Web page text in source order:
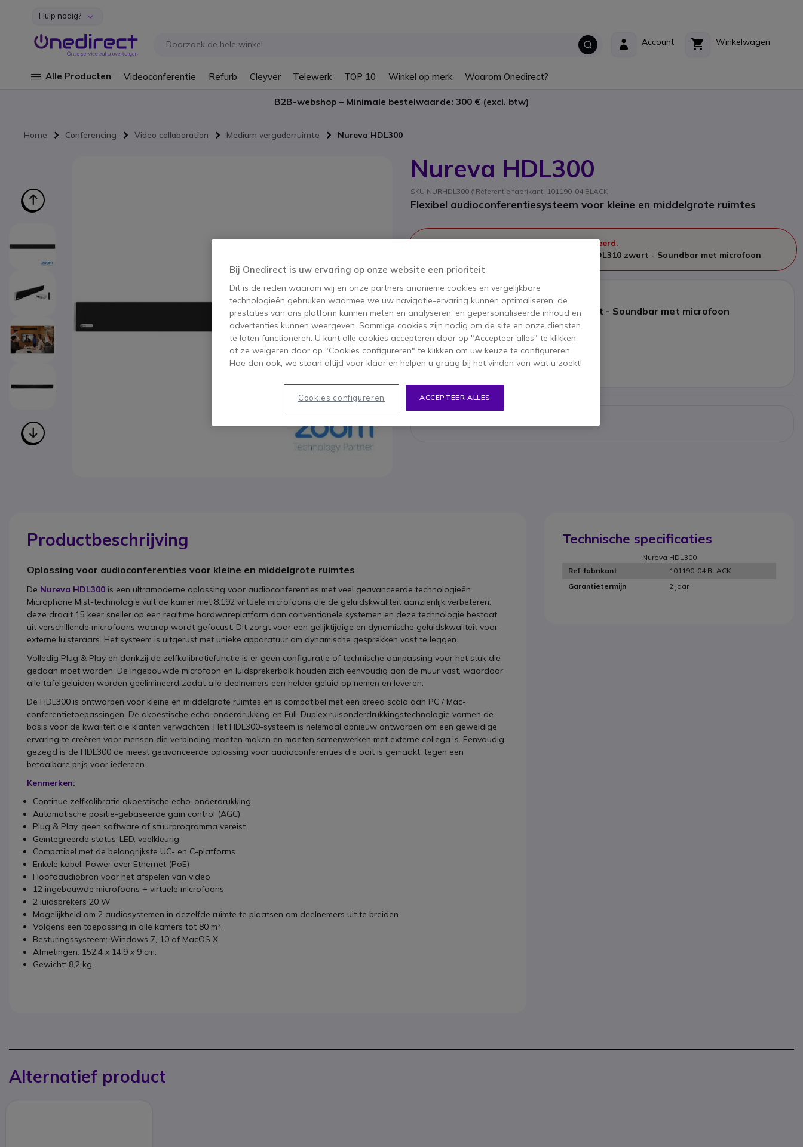
Ga naar de inhoud
Hulp nodig?
Winkelwagen
Account
Alle Producten Videoconferentie Refurb Cleyver Telewerk TOP 10 Winkel op merk Waarom Onedirect?
B2B-webshop – Minimale bestelwaarde: 300 € (excl. btw)
Home Conferencing Video collaboration Medium vergaderruimte Nureva HDL300
Nureva HDL300
SKU NURHDL300 // Referentie fabrikant: 101190-04 BLACK
Flexibel audioconferentiesysteem voor kleine en middelgrote ruimtes
Dit product wordt niet meer geproduceerd.
Nureva HDL310 zwart - Soundbar met microfoon
Nureva HDL310 zwart - Soundbar met microfoon
5.719,95 €
5.459,95 € ex. BTW
Bekijk opvolger
Productbeschrijving
Oplossing voor audioconferenties voor kleine en middelgrote ruimtes
De Nureva HDL300 is een ultramoderne oplossing voor audioconferenties met veel geavanceerde technologieën.
Microphone Mist-technologie vult de kamer met 8.192 virtuele microfoons die de geluidskwaliteit aanzienlijk verbeteren:
deze draait 15 keer sneller op een realtime hardwareplatform dan conventionele systemen en deze technologie bestaat
uit verschillende microfoons waarop wordt gefocust. Dit zorgt voor een gelijktijdige en dynamische geluidskwaliteit voor
externe luisteraars. Het systeem is uitgerust met unieke apparatuur om dynamische gesprekken vast te leggen.
Volledig Plug & Play en dankzij de zelfkalibratiefunctie is er geen configuratie of technische aanpassing voor het stuk die
gedaan moet worden. De ingebouwde microfoon en luidsprekerbalk houden zich eenvoudig aan de muur vast, waardoor
alle tafelgeluiden worden geëlimineerd zodat alle deelnemers een helder geluid op nemen en leveren.
De HDL300 is ontworpen voor kleine en middelgrote ruimtes en is compatibel met een breed scala aan PC / Mac-
conferentietoepassingen. De akoestische echo-onderdrukking en Full-Duplex ruisonderdrukkingstechnologie vormen de
basis voor de kwaliteit die klanten verwachten. Het HDL300-systeem is helemaal opnieuw ontworpen om een geweldige
ervaring te creëren voor mensen die verbinding moeten maken en moeten samenwerken met externe collega´s. Eenvoudig
gezegd is de HDL300 de meest geavanceerde oplossing voor audioconferenties die ooit is gemaakt, tegen een
betaalbare prijs voor iedereen.
Kenmerken:
Continue zelfkalibratie akoestische echo-onderdrukking
Automatische positie-gebaseerde gain control (AGC)
Plug & Play, geen software of stuurprogramma vereist
Geïntegreerde status-LED, veelkleurig
Compatibel met de belangrijkste UC- en C-platforms
Enkele kabel, Power over Ethernet (PoE)
Hoofdaudiobron voor het afspelen van video
12 ingebouwde microfoons + virtuele microfoons
2 luidsprekers 20 W
Mogelijkheid om 2 audiosystemen in dezelfde ruimte te plaatsen om deelnemers uit te breiden
Volgens een toepassing in alle kamers tot 80 m².
Besturingssysteem: Windows 7, 10 of MacOS X
Afmetingen: 152.4 x 14.9 x 9 cm.
Gewicht: 8,2 kg.
Technische specificaties
Nureva HDL300
Ref. fabrikant
101190-04 BLACK
Garantietermijn
2 jaar
Alternatief product
Bij Onedirect is uw ervaring op onze website een prioriteit
Dit is de reden waarom wij en onze partners anonieme cookies en vergelijkbare
technologieën gebruiken waarmee we uw navigatie-ervaring kunnen optimaliseren, de
prestaties van ons platform kunnen meten en analyseren, en gepersonaliseerde inhoud en
advertenties kunnen weergeven. Sommige cookies zijn nodig om de site en onze diensten
te laten functioneren. U kunt alle cookies accepteren door op "Accepteer alles" te klikken
of ze weigeren door op "Cookies configureren" te klikken om uw keuze te configureren.
Hoe dan ook, we staan altijd voor klaar en helpen u graag bij het vinden van wat u zoekt!
ACCEPTEER ALLES
Cookies configureren